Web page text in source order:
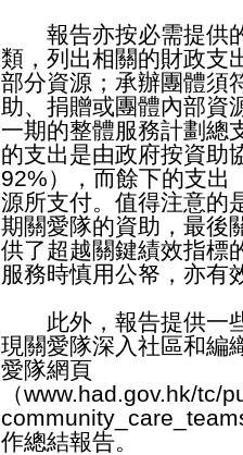
報告亦按必需提供的
類，列出相關的財政支
部分資源；承辦團體須
助、捐贈或團體內部資
一期的整體服務計劃總
的支出是由政府按資助
92%），而餘下的支出
源所支付。值得注意的
期關愛隊的資助，最後
供了超越關鍵績效指標
服務時慎用公帑，亦有
此外，報告提供一些
現關愛隊深入社區和編
愛隊網頁
（www.had.gov.hk/tc/
作總結報告。